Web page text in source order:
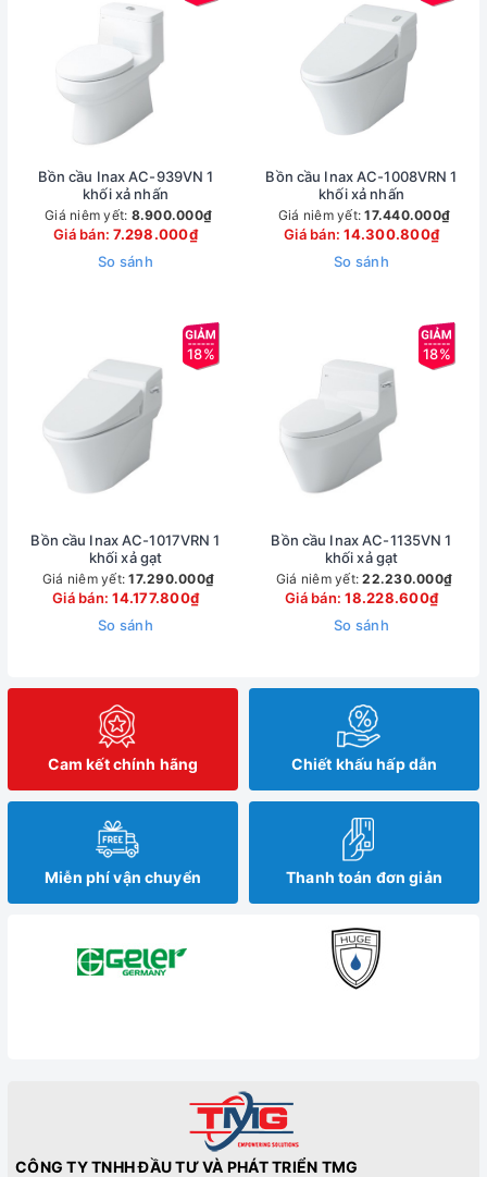
Bồn cầu Inax AC-939VN 1
khối xả nhấn
Giá niêm yết: 8.900.000₫
Giá bán:7.298.000₫
So sánh
Bồn cầu Inax AC-1008VRN 1
khối xả nhấn
Giá niêm yết:17.440.000₫
Giá bán:14.300.800₫
So sánh
18%
Bồn cầu Inax AC-1017VRN 1
khối xả gạt
Giá niêm yết:17.290.000₫
Giá bán:14.177.800₫
So sánh
18%
Bồn cầu Inax AC-1135VN 1
khối xả gạt
Giá niêm yết:22.230.000₫
Giá bán:18.228.600₫
So sánh
Cam kết chính hãng Chiết khấu hấp dẫn
Miễn phí vận chuyển Thanh toán đơn giản
CÔNG TY TNHH ĐẦU TƯ VÀ PHÁT TRIỂN TMG